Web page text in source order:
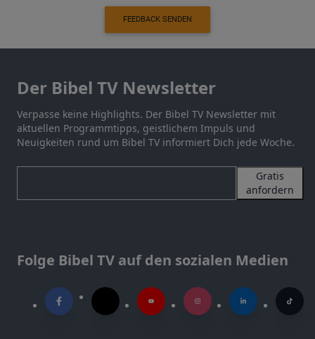
FEEDBACK SENDEN
Der Bibel TV Newsletter
Verpasse keine Highlights. Der Bibel TV Newsletter mit
aktuellen Programmtipps, geistlichem Impuls und
Neuigkeiten rund um Bibel TV informiert Dich jede Woche.
Gratis
anfordern
Folge Bibel TV auf den sozialen Medien